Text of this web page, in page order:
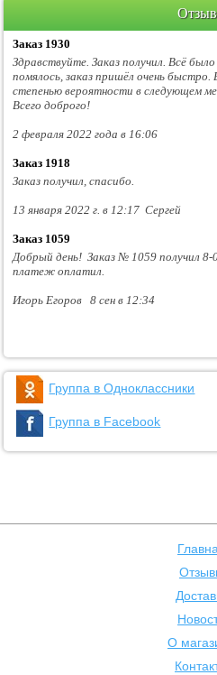
Заказ 1930
Здравствуйте. Заказ получил. Всё
помялось, заказ пришёл очень
степенью вероятности в следующем
Всего доброго!
2 февраля 2022 года в 16:06
Заказ 1918
Заказ получил, спасибо.
13 января 2022 г. в 12:17 Сергей
Заказ 1059
Добрый день! Заказ № 1059 получил
платеж оплатил.
Игорь Егоров 8 сен в 12:34
Группа в Одноклассники
Группа в Facebook
О